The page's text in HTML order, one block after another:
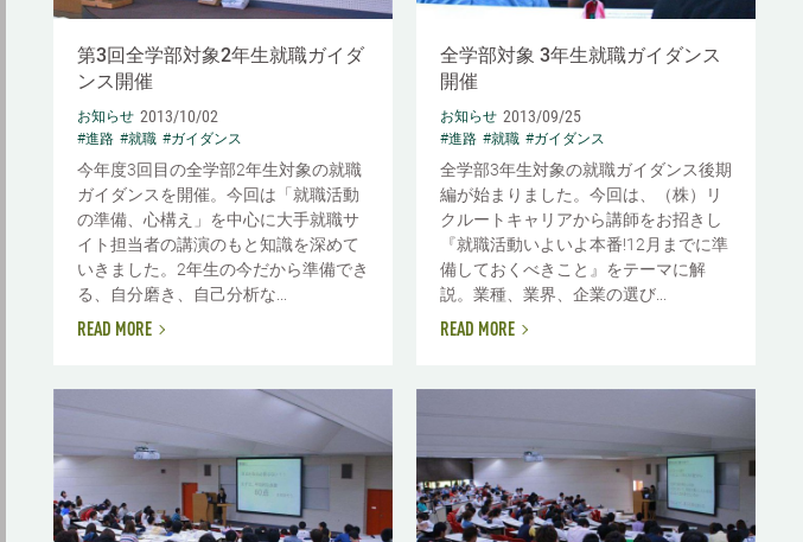
第3回全学部対象2年生就職ガイダ
ンス開催
お知らせ 2013/10/02
#進路 #就職 #ガイダンス
今年度3回目の全学部2年生対象の就職
ガイダンスを開催。今回は「就職活動
の準備、心構え」を中心に大手就職サ
イト担当者の講演のもと知識を深めて
いきました。2年生の今だから準備でき
る、自分磨き、自己分析な...
READ MORE
全学部対象 3年生就職ガイダンス
開催
お知らせ 2013/09/25
#進路 #就職 #ガイダンス
全学部3年生対象の就職ガイダンス後期
編が始まりました。今回は、（株）リ
クルートキャリアから講師をお招きし
『就職活動いよいよ本番!12月までに準
備しておくべきこと』をテーマに解
説。業種、業界、企業の選び...
READ MORE